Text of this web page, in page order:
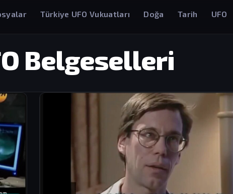
Türkiye UFO Vukuatları Doğa Tarih UFO
Belgeselleri